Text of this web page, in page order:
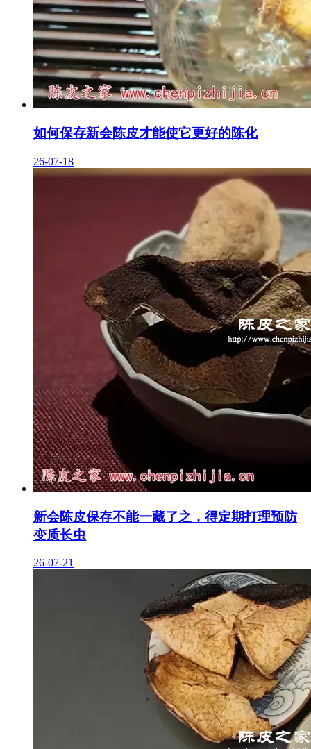
如何保存新会陈皮才能使它更好的陈化
26-07-18
新会陈皮保存不能一藏了之，得定期打理预防
变质长虫
26-07-21